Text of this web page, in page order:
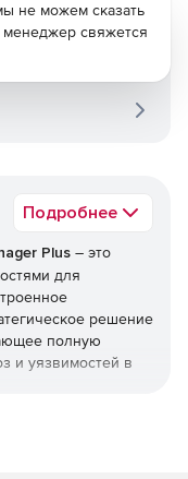
Подробнее
Plus – это
для
решение
полную
и уязвимостей в
не можем сказать
менеджер свяжется